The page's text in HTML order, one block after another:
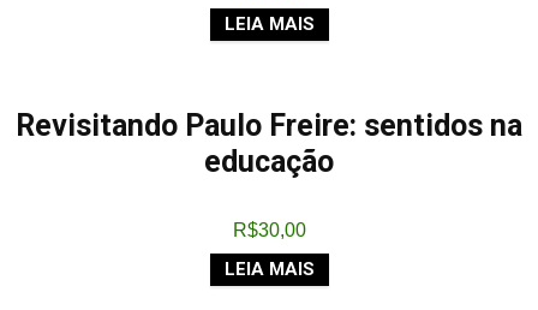
LEIA MAIS
Revisitando Paulo Freire: sentidos na
educação
R$30,00
LEIA MAIS